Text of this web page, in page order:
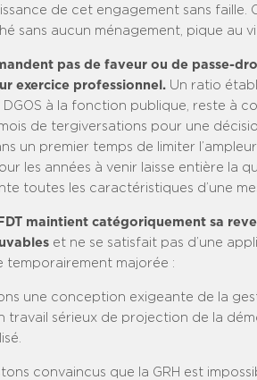
de cet engagement sans faille.
sans aucun ménagement, pique au
pas de faveur ou de passe-
exercice professionnel. Un ratio
à la fonction publique, reste à
de tergiversations pour une
un premier temps de limiter
les années à venir laisse entière la
toutes les caractéristiques d’une
maintient catégoriquement sa
et ne se satisfait pas d’une
temporairement majorée :
une conception exigeante de la
travail sérieux de projection de la
convaincus que la GRH est